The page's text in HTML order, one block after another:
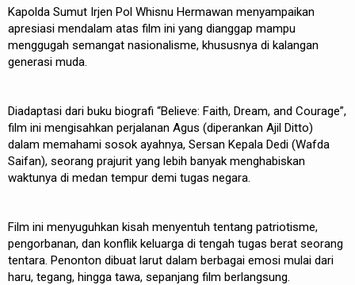
Kapolda Sumut Irjen Pol Whisnu Hermawan menyampaikan
apresiasi mendalam atas film ini yang dianggap mampu
menggugah semangat nasionalisme, khususnya di kalangan
generasi muda.
Diadaptasi dari buku biografi “Believe: Faith, Dream, and Courage”,
film ini mengisahkan perjalanan Agus (diperankan Ajil Ditto)
dalam memahami sosok ayahnya, Sersan Kepala Dedi (Wafda
Saifan), seorang prajurit yang lebih banyak menghabiskan
waktunya di medan tempur demi tugas negara.
Film ini menyuguhkan kisah menyentuh tentang patriotisme,
pengorbanan, dan konflik keluarga di tengah tugas berat seorang
tentara. Penonton dibuat larut dalam berbagai emosi mulai dari
haru, tegang, hingga tawa, sepanjang film berlangsung.